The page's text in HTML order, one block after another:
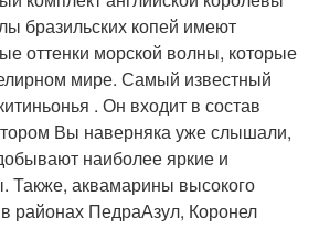
бразильских копей имеют
оттенки морской волны, которые
мире. Самый известный
. Он входит в состав
Вы наверняка уже слышали,
наиболее яркие и
Также, аквамарины высокого
районах ПедраАзул, Коронел